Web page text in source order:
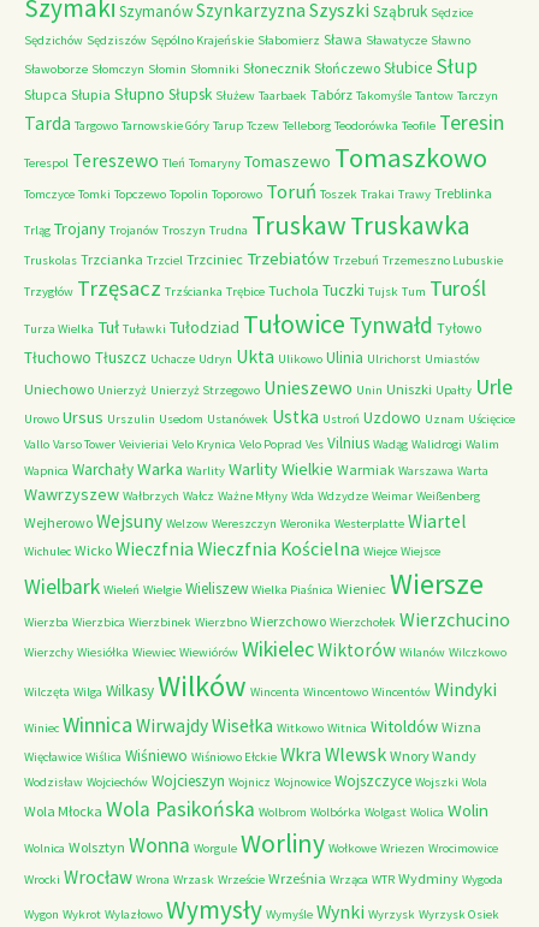
Szymaki SzymanówSzynkarzyzna Szyszki Sząbruk Sędzice
Sędzichów Sędziszów Sępólno Krajeńskie Słabomierz Sława Sławatycze Sławno
Sławoborze Słomczyn Słomin Słomniki Słonecznik Słończewo Słubice Słup
Słupca Słupia Słupno Słupsk Służew Taarbaek Tabórz Takomyśle Tantow Tarczyn
Tarda Targowo Tarnowskie Góry Tarup Tczew Telleborg Teodorówka Teofile Teresin
Terespol Tereszewo Tleń Tomaryny Tomaszewo Tomaszkowo
Tomczyce Tomki Topczewo Topolin Toporowo Toruń Toszek Trakai Trawy Treblinka
Trląg Trojany Trojanów Troszyn Trudna TruskawTruskawka
Truskolas Trzcianka Trzciel Trzciniec Trzebiatów Trzebuń Trzemeszno Lubuskie
Trzygłów Trzęsacz Trzścianka Trębice Tuchola Tuczki Tujsk Tum Turośl
Turza Wielka Tuł Tuławki Tułodziad Tułowice Tynwałd Tyłowo
Tłuchowo Tłuszcz Uchacze Udryn Ukta Ulikowo Ulinia Ulrichorst Umiastów
Uniechowo Unierzyż Unierzyż Strzegowo Unieszewo Unin Uniszki Upałty Urle
Urowo Ursus Urszulin Usedom Ustanówek Ustka Ustroń Uzdowo Uznam Uścięcice
Vallo Varso Tower Veivieriai Velo Krynica Velo Poprad Ves Vilnius Wadąg Walidrogi Walim
Wapnica WarchałyWarka Warlity Warlity Wielkie Warmiak Warszawa Warta
Wawrzyszew Wałbrzych Wałcz Ważne Młyny Wda Wdzydze Weimar Weißenberg
Wejherowo Wejsuny Welzow Wereszczyn Weronika Westerplatte Wiartel
Wichulec Wicko Wieczfnia Wieczfnia Kościelna Wiejce Wiejsce
Wielbark Wieleń Wielgie Wieliszew Wielka Piaśnica Wieniec Wiersze
Wierzba Wierzbica Wierzbinek Wierzbno Wierzchowo Wierzchołek Wierzchucino
Wierzchy Wiesiółka Wiewiec Wiewiórów WikielecWiktorów Wilanów Wilczkowo
Wilczęta Wilga WilkasyWilków Wincenta Wincentowo Wincentów Windyki
Winiec Winnica WirwajdyWisełka Witkowo Witnica Witoldów Wizna
Więcławice Wiślica Wiśniewo Wiśniowo Ełckie Wkra Wlewsk Wnory Wandy
Wodzisław Wojciechów Wojcieszyn Wojnicz Wojnowice Wojszczyce Wojszki Wola
Wola Młocka Wola Pasikońska Wolbrom Wolbórka Wolgast Wolica Wolin
Wolnica Wolsztyn Wonna Worgule Worliny Wołkowe Wriezen Wrocimowice
Wrocki Wrocław Wrona Wrzask Wrzeście Września Wrząca WTR Wydminy Wygoda
Wygon Wykrot Wylazłowo Wymysły Wymyśle Wynki Wyrzysk Wyrzysk Osiek